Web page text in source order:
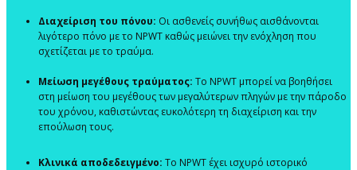
Διαχείριση του πόνου: Οι ασθενείς συνήθως αισθάνονται
λιγότερο πόνο με το NPWT καθώς μειώνει την ενόχληση που
σχετίζεται με το τραύμα.
Μείωση μεγέθους τραύματος: Το NPWT μπορεί να βοηθήσει
στη μείωση του μεγέθους των μεγαλύτερων πληγών με την πάροδο
του χρόνου, καθιστώντας ευκολότερη τη διαχείριση και την
επούλωση τους.
Κλινικά αποδεδειγμένο: Το NPWT έχει ισχυρό ιστορικό